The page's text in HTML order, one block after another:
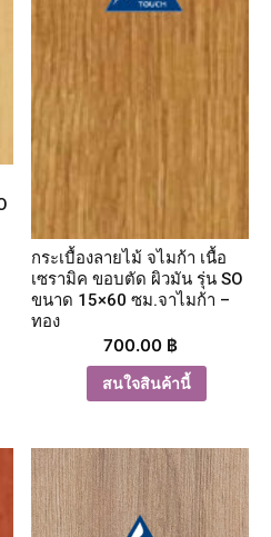
กระเบื้องลายไม้ จไมก้า เนื้อ
เซรามิค ขอบตัด ผิวมัน รุ่น SO
ขนาด 15×60 ซม.จาไมก้า –
ทอง
700.00 ฿
สนใจสินค้านี้